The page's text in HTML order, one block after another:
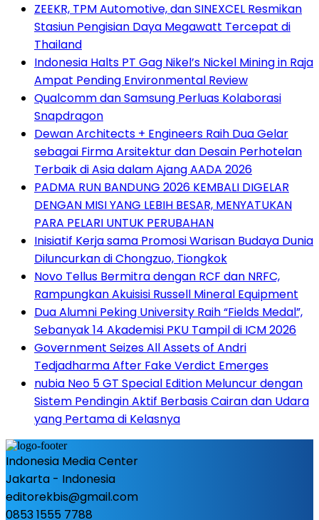
ZEEKR, TPM Automotive, dan SINEXCEL Resmikan
Stasiun Pengisian Daya Megawatt Tercepat di
Thailand
Indonesia Halts PT Gag Nikel’s Nickel Mining in Raja
Ampat Pending Environmental Review
Qualcomm dan Samsung Perluas Kolaborasi
Snapdragon
Dewan Architects + Engineers Raih Dua Gelar
sebagai Firma Arsitektur dan Desain Perhotelan
Terbaik di Asia dalam Ajang AADA 2026
PADMA RUN BANDUNG 2026 KEMBALI DIGELAR
DENGAN MISI YANG LEBIH BESAR, MENYATUKAN
PARA PELARI UNTUK PERUBAHAN
Inisiatif Kerja sama Promosi Warisan Budaya Dunia
Diluncurkan di Chongzuo, Tiongkok
Novo Tellus Bermitra dengan RCF dan NRFC,
Rampungkan Akuisisi Russell Mineral Equipment
Dua Alumni Peking University Raih “Fields Medal”,
Sebanyak 14 Akademisi PKU Tampil di ICM 2026
Government Seizes All Assets of Andri
Tedjadharma After Fake Verdict Emerges
nubia Neo 5 GT Special Edition Meluncur dengan
Sistem Pendingin Aktif Berbasis Cairan dan Udara
yang Pertama di Kelasnya
Indonesia Media Center
Jakarta - Indonesia
editorekbis@gmail.com
0853 1555 7788